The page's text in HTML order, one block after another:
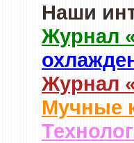
Наши
Журнал
Журнал
Мучные